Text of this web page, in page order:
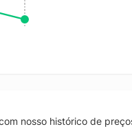
nosso histórico de